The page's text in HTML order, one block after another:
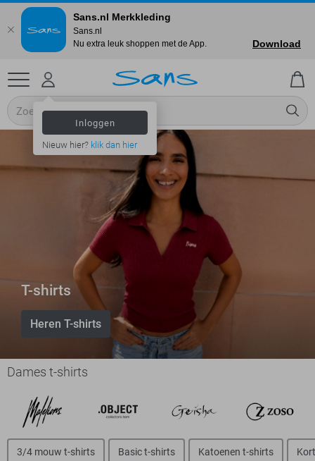
Inloggen
Nieuw hier? klik dan hier
T-shirts
Heren T-shirts
Dames t-shirts
3/4 mouw t-shirts Basic t-shirts Katoenen t-shirts
Sans.nl Merkkleding
Sans.nl
Nu extra leuk shoppen met de App.
Download